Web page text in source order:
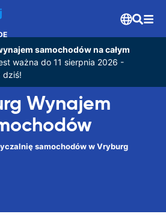
samochodów na całym
ważna do 11 sierpnia 2026 -
dziś!
Wynajem
samochodów w Vryburg